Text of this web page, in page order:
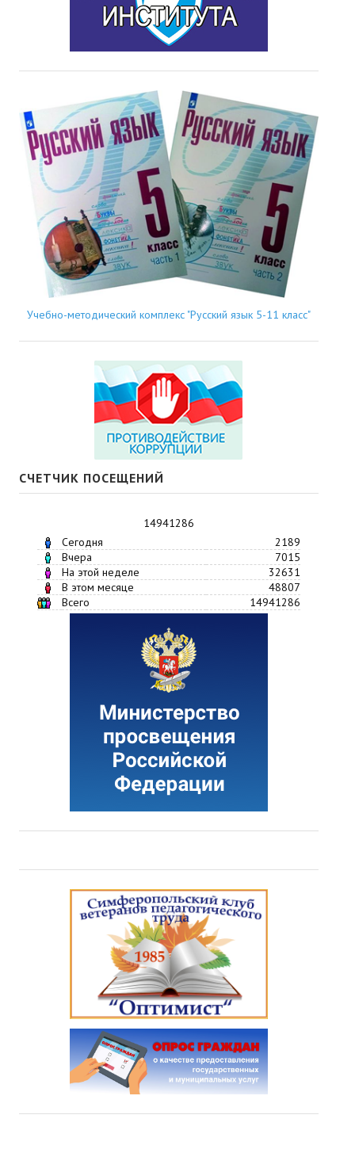
Учебно-методический комплекс "Русский язык 5-11 класс"
СЧЕТЧИК ПОСЕЩЕНИЙ
14941286
Сегодня
2189
Вчера
7015
На этой неделе
32631
В этом месяце
48807
Всего
14941286